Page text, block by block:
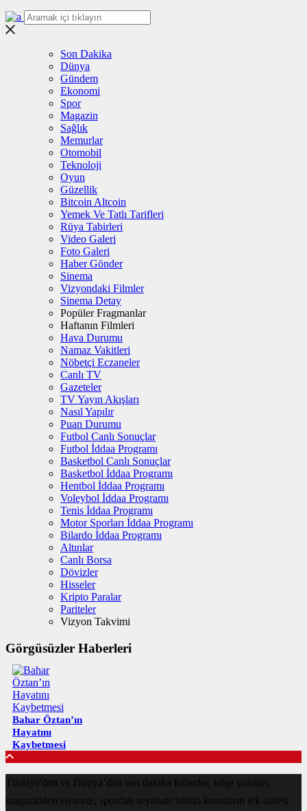
Son Dakika
Dünya
Gündem
Ekonomi
Spor
Magazin
Sağlık
Memurlar
Otomobil
Teknoloji
Oyun
Güzellik
Bitcoin Altcoin
Yemek Ve Tatlı Tarifleri
Rüya Tabirleri
Video Galeri
Foto Galeri
Haber Gönder
Sinema
Vizyondaki Filmler
Sinema Detay
Popüler Fragmanlar
Haftanın Filmleri
Hava Durumu
Namaz Vakitleri
Nöbetçi Eczaneler
Canlı TV
Gazeteler
TV Yayın Akışları
Nasıl Yapılır
Puan Durumu
Futbol Canlı Sonuçlar
Futbol İddaa Programı
Basketbol Canlı Sonuçlar
Basketbol İddaa Programı
Hentbol İddaa Programı
Voleybol İddaa Programı
Tenis İddaa Programı
Motor Sporları İddaa Programı
Bilardo İddaa Programı
Altınlar
Canlı Borsa
Dövizler
Hisseler
Kripto Paralar
Pariteler
Vizyon Takvimi
Görgüsüzler Haberleri
Bahar Öztan’ın
Hayatını
Kaybetmesi
Türkiye'den ve Dünya’dan son dakika haberler, köşe yazıları,
magazinden siyasete, spordan seyahate bütün konuların tek adresi